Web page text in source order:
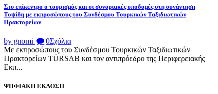
Στο επίκεντρο ο τουρισμός και οι συνοριακές υποδομές στη συνάντηση
Τοψίδη με εκπροσώπους του Συνδέσμου Τουρκικών Ταξιδιωτικών
Πρακτορείων
by gnomi 0Σχόλια
Με εκπροσώπους του Συνδέσμου Τουρκικών Ταξιδιωτικών
Πρακτορείων TÜRSAB και τον αντιπρόεδρο της Περιφερειακής
Εκπ...
ΨΗΦΙΑΚΗ ΕΚΔΟΣΗ